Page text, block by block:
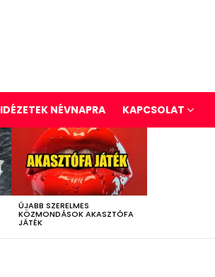
IDÉZETEK NÉVNAPRA KAPCSOLAT
ÚJABB SZERELMES
KÖZMONDÁSOK AKASZTÓFA
JÁTÉK